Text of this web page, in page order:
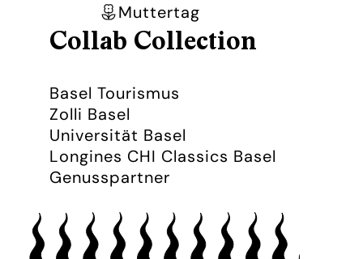
Muttertag
Collab Collection
Basel Tourismus
Zolli Basel
Universität Basel
Longines CHI Classics Basel
Genusspartner